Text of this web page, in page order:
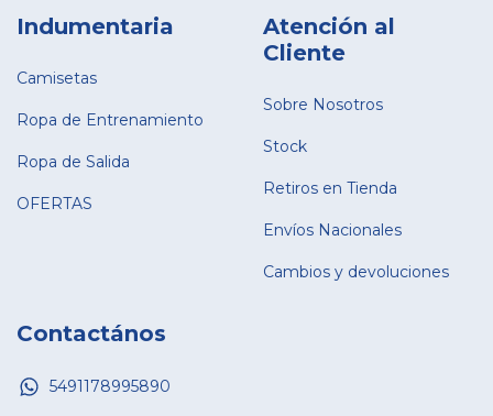
Indumentaria
Camisetas
Ropa de Entrenamiento
Ropa de Salida
OFERTAS
Atención al
Cliente
Sobre Nosotros
Stock
Retiros en Tienda
Envíos Nacionales
Cambios y devoluciones
Contactános
5491178995890